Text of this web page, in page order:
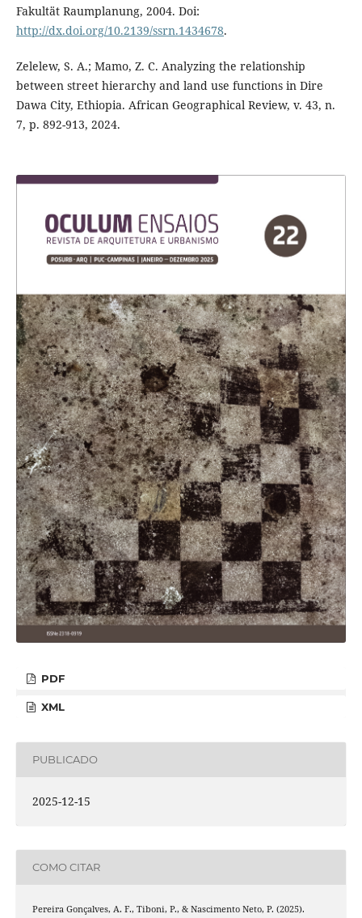
Fakultät Raumplanung, 2004. Doi:
http://dx.doi.org/10.2139/ssrn.1434678.
Zelelew, S. A.; Mamo, Z. C. Analyzing the relationship
between street hierarchy and land use functions in Dire
Dawa City, Ethiopia. African Geographical Review, v. 43, n.
7, p. 892-913, 2024.
PDF
XML
PUBLICADO
2025-12-15
COMO CITAR
Pereira Gonçalves, A. F., Tiboni, P., & Nascimento Neto, P. (2025).